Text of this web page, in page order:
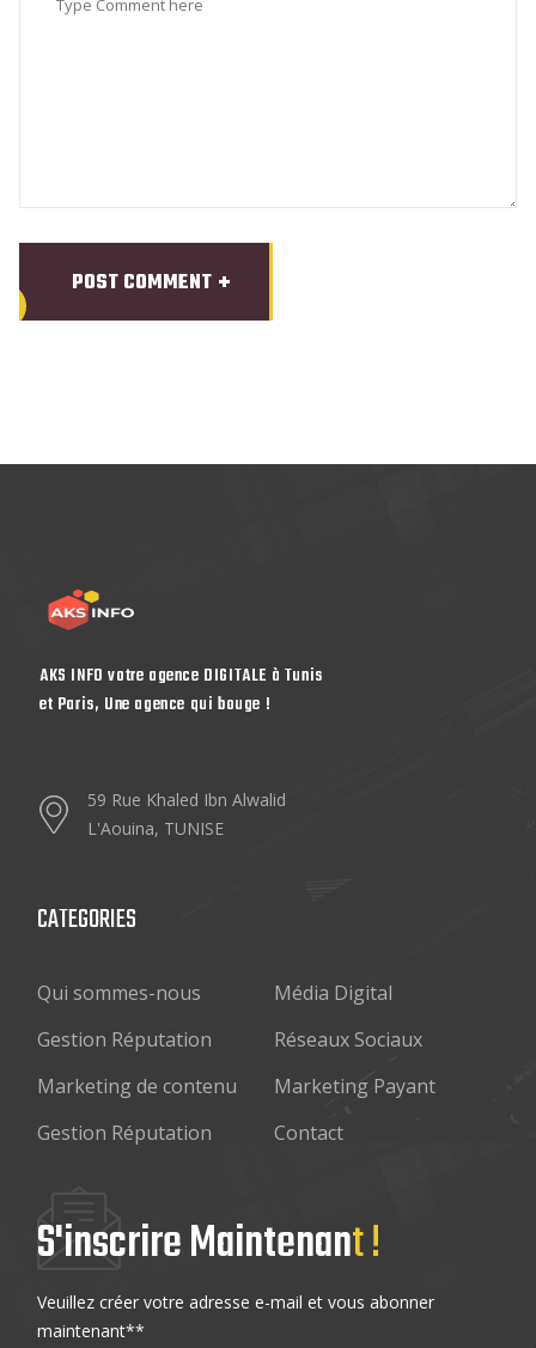
POST COMMENT
AKS INFO votre agence DIGITALE à Tunis
et Paris, Une agence qui bouge !
59 Rue Khaled Ibn Alwalid
L'Aouina, TUNISE
CATEGORIES
Qui sommes-nous
Média Digital
Gestion Réputation
Réseaux Sociaux
Marketing de contenu
Marketing Payant
Gestion Réputation
Contact
S'inscrire Maintenant !
Veuillez créer votre adresse e-mail et vous abonner
maintenant**